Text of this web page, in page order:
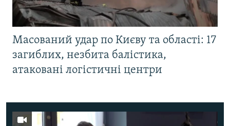
Масований удар по Києву та області: 17
загиблих, незбита балістика,
атаковані логістичні центри